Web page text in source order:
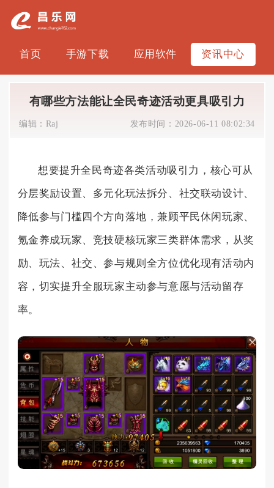
首页 手游下载 应用软件 资讯中心
有哪些方法能让全民奇迹活动更具吸引力
编辑： Raj 发布时间： 2026-06-11 08:02:34
想要提升全民奇迹各类活动吸引力，核心可从
分层奖励设置、多元化玩法拆分、社交联动设计、
降低参与门槛四个方向落地，兼顾平民休闲玩家、
氪金养成玩家、竞技硬核玩家三类群体需求，从奖
励、玩法、社交、参与规则全方位优化现有活动内
容，切实提升全服玩家主动参与意愿与活动留存
率。